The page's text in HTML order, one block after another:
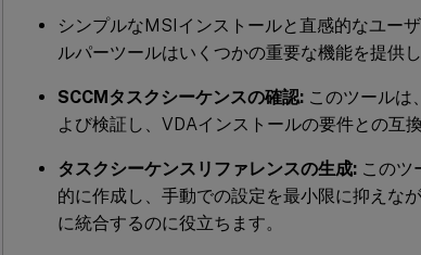
シンプルなMSIインストールと直感的なユー
ルパーツールはいくつかの重要な機能を提供し
SCCMタスクシーケンスの確認: このツールは
よび検証し、VDAインストールの要件との互
タスクシーケンスリファレンスの生成: このツ
的に作成し、手動での設定を最小限に抑えな
に統合するのに役立ちます。